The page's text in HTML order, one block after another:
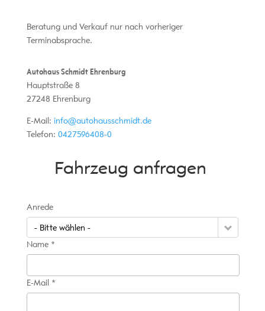
Beratung und Verkauf nur nach vorheriger
Terminabsprache.
Autohaus Schmidt Ehrenburg
Hauptstraße 8
27248 Ehrenburg
E-Mail: info@autohausschmidt.de
Telefon: 0427596408-0
Fahrzeug anfragen
Anrede
- Bitte wählen -
Name *
E-Mail *